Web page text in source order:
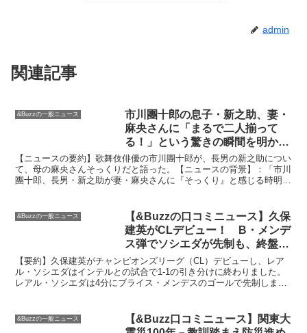
admin
関連記事
&Buzzの一般ニュース
市川團十郎の息子・新之助、妻・
麻央さんに「まるで二人揃って
る！」という驚きの瞬間を明かし
た【&Buzzの口コミニュース】
【ニュースの要約】歌舞伎俳優の市川團十郎が、長男の新之助につい
て、母の麻央さんそっくりだと語った。【ニュースの背景】：「市川
團十郎、長男・新之助が妻・麻央さんに『そっくり』と感じる時明か
&Buzzの一般ニュース
【&Buzzの口コミニュース】久保
建英がCLデビュー！ B・メンデ
ス弾でソシエダが先制も、終盤に
インテルのラウタロが同点弾 | サ
ッカーキング
【要約】久保建英がチャンピオンズリーグ（CL）デビューし、レア
ル・ソシエダはインテルとの試合で1-1の引き分けに終わりました。
レアル・ソシエダは4分にブライス・メンデスのゴールで先制しまし
&Buzzの一般ニュース
【&Buzz口コミニュース】関東大